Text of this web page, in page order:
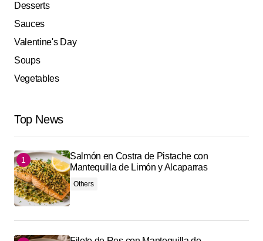
Desserts
Sauces
Valentine's Day
Soups
Vegetables
Top News
Salmón en Costra de Pistache con
Mantequilla de Limón y Alcaparras
Others